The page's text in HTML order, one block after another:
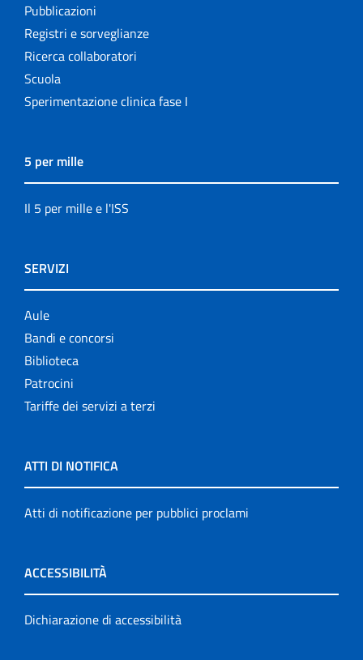
Pubblicazioni
Registri e sorveglianze
Ricerca collaboratori
Scuola
Sperimentazione clinica fase I
5 per mille
Il 5 per mille e l'ISS
SERVIZI
Aule
Bandi e concorsi
Biblioteca
Patrocini
Tariffe dei servizi a terzi
ATTI DI NOTIFICA
Atti di notificazione per pubblici proclami
ACCESSIBILITÀ
Dichiarazione di accessibilità